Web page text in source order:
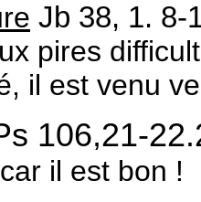
Jb 38, 1. 8-
pires
il est venu
106,21-
il est bon !